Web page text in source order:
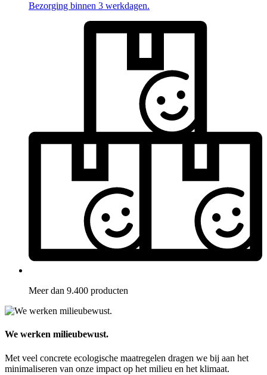
Bezorging binnen 3 werkdagen.
Meer dan 9.400 producten
We werken milieubewust.
Met veel concrete ecologische maatregelen dragen we bij aan het
minimaliseren van onze impact op het milieu en het klimaat.